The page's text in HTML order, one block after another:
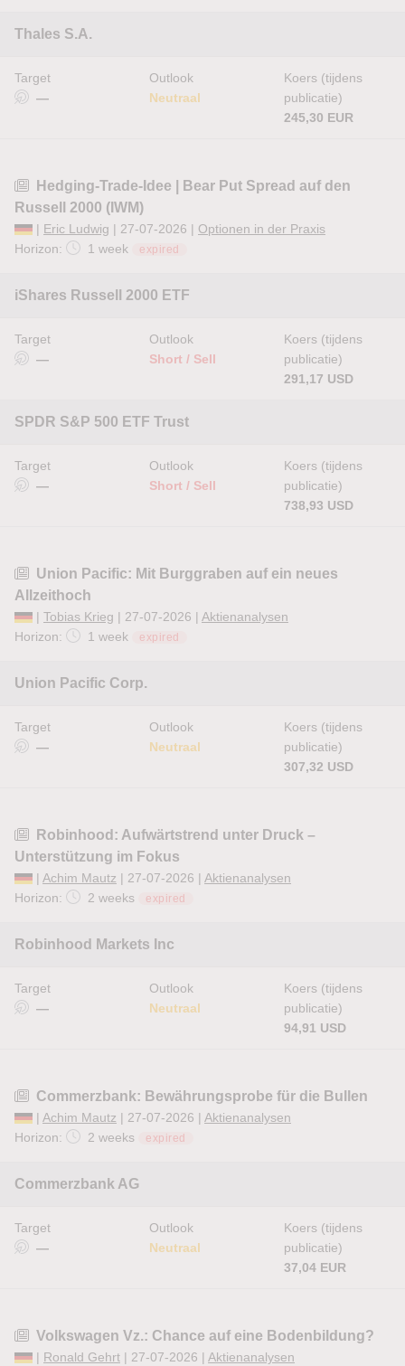
Thales S.A.
Target
—
Outlook
Neutraal
Koers (tijdens
publicatie)
245,30 EUR
Hedging-Trade-Idee | Bear Put Spread auf den
Russell 2000 (IWM)
| Eric Ludwig | 27-07-2026 | Optionen in der Praxis
Horizon:
1 week expired
iShares Russell 2000 ETF
Target
—
Outlook
Short / Sell
Koers (tijdens
publicatie)
291,17 USD
SPDR S&P 500 ETF Trust
Target
—
Outlook
Short / Sell
Koers (tijdens
publicatie)
738,93 USD
Union Pacific: Mit Burggraben auf ein neues
Allzeithoch
| Tobias Krieg | 27-07-2026 | Aktienanalysen
Horizon:
1 week expired
Union Pacific Corp.
Target
—
Outlook
Neutraal
Koers (tijdens
publicatie)
307,32 USD
Robinhood: Aufwärtstrend unter Druck –
Unterstützung im Fokus
| Achim Mautz | 27-07-2026 | Aktienanalysen
Horizon:
2 weeks expired
Robinhood Markets Inc
Target
—
Outlook
Neutraal
Koers (tijdens
publicatie)
94,91 USD
Commerzbank: Bewährungsprobe für die Bullen
| Achim Mautz | 27-07-2026 | Aktienanalysen
Horizon:
2 weeks expired
Commerzbank AG
Target
—
Outlook
Neutraal
Koers (tijdens
publicatie)
37,04 EUR
Volkswagen Vz.: Chance auf eine Bodenbildung?
| Ronald Gehrt | 27-07-2026 | Aktienanalysen